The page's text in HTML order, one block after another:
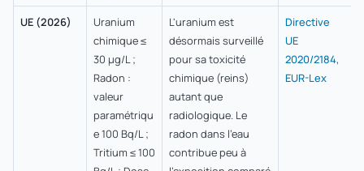
UE (2026)
Uranium
chimique ≤
30 µg/L ;
Radon :
valeur
paramétriqu
e 100 Bq/L ;
Tritium ≤ 100
L'uranium est
désormais surveillé
pour sa toxicité
chimique (reins)
autant que
radiologique. Le
radon dans l'eau
contribue peu à
Directive
UE
2020/2184,
EUR-Lex